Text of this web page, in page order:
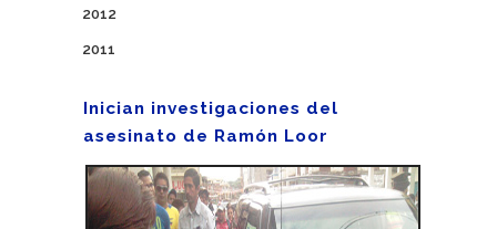
2012
2011
Inician investigaciones del
asesinato de Ramón Loor